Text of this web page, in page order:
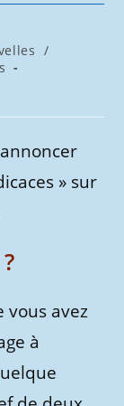
/
» sur
vous avez
à